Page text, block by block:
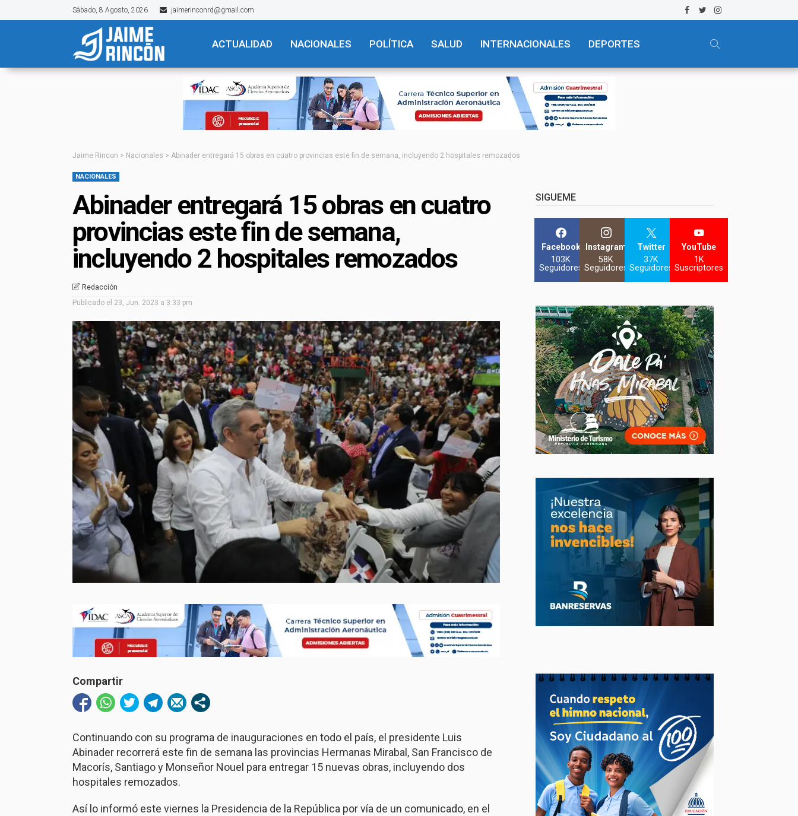
Sábado, 8 Agosto, 2026 jaimerinconrd@gmail.com
ACTUALIDAD NACIONALES POLÍTICA SALUD INTERNACIONALES DEPORTES
Jaime Rincon > Nacionales > Abinader entregará 15 obras en cuatro provincias este fin de semana, incluyendo 2 hospitales remozados
NACIONALES
Abinader entregará 15 obras en cuatro
provincias este fin de semana,
incluyendo 2 hospitales remozados
Redacción
Publicado el 23, Jun. 2023 a 3:33 pm
Compartir
Continuando con su programa de inauguraciones en todo el país, el presidente Luis
Abinader recorrerá este fin de semana las provincias Hermanas Mirabal, San Francisco de
Macorís, Santiago y Monseñor Nouel para entregar 15 nuevas obras, incluyendo dos
hospitales remozados.
Así lo informó este viernes la Presidencia de la República por vía de un comunicado, en el
SIGUEME
Facebook
103K
Seguidores
Instagram
58K
Seguidores
Twitter
37K
Seguidores
YouTube
1K
Suscriptores